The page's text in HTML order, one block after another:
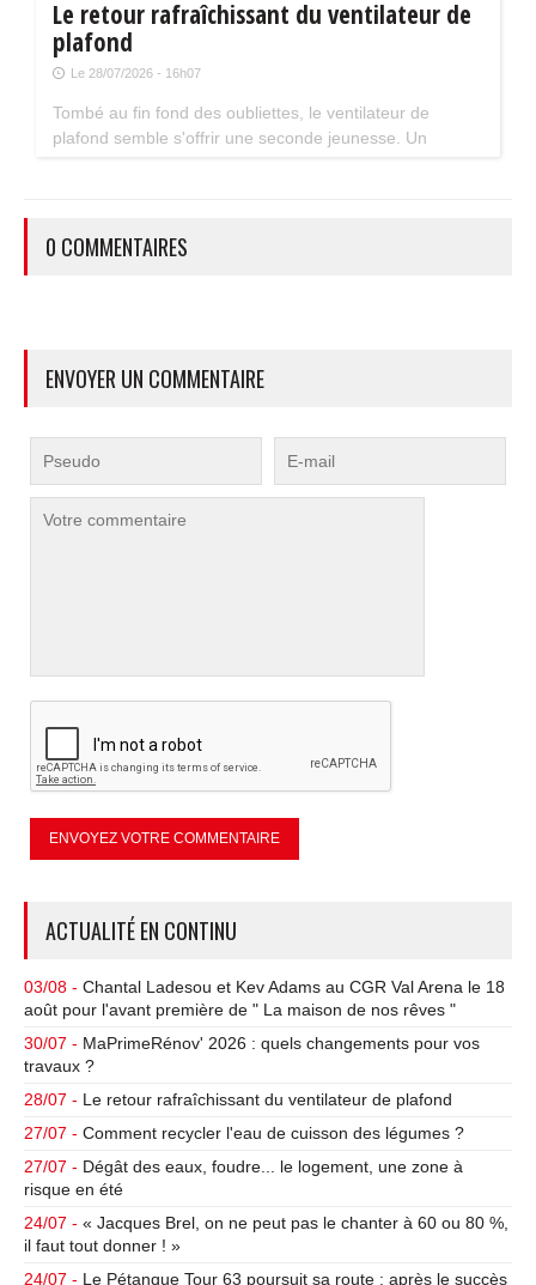
Le retour rafraîchissant du ventilateur de
plafond
Le 28/07/2026 - 16h07
Tombé au fin fond des oubliettes, le ventilateur de
plafond semble s'offrir une seconde jeunesse. Un
0 COMMENTAIRES
ENVOYER UN COMMENTAIRE
ACTUALITÉ EN CONTINU
03/08 - Chantal Ladesou et Kev Adams au CGR Val Arena le 18
août pour l'avant première de " La maison de nos rêves "
30/07 - MaPrimeRénov' 2026 : quels changements pour vos
travaux ?
28/07 - Le retour rafraîchissant du ventilateur de plafond
27/07 - Comment recycler l'eau de cuisson des légumes ?
27/07 - Dégât des eaux, foudre... le logement, une zone à
risque en été
24/07 - « Jacques Brel, on ne peut pas le chanter à 60 ou 80 %,
il faut tout donner ! »
24/07 - Le Pétanque Tour 63 poursuit sa route : après le succès